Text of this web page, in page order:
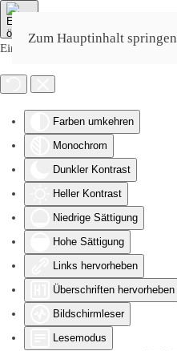
Eingabehilfen öffnen
Farben umkehren
Monochrom
Dunkler Kontrast
Heller Kontrast
Niedrige Sättigung
Hohe Sättigung
Links hervorheben
Überschriften hervorheben
Bildschirmleser
Lesemodus
Zum Hauptinhalt springen